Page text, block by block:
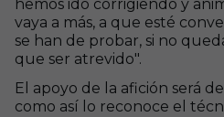
hemos ido corrigiendo y
vaya a más, a que esté
se han de probar, si no
que ser atrevido".
El apoyo de la afición será
como así lo reconoce el